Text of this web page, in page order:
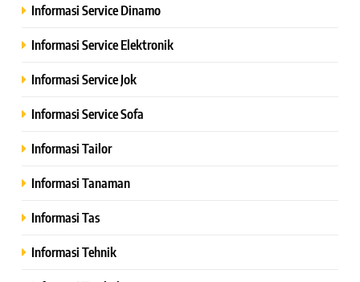
Informasi Service Dinamo
Informasi Service Elektronik
Informasi Service Jok
Informasi Service Sofa
Informasi Tailor
Informasi Tanaman
Informasi Tas
Informasi Tehnik